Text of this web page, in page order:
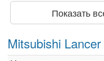
Показать
Mitsubishi